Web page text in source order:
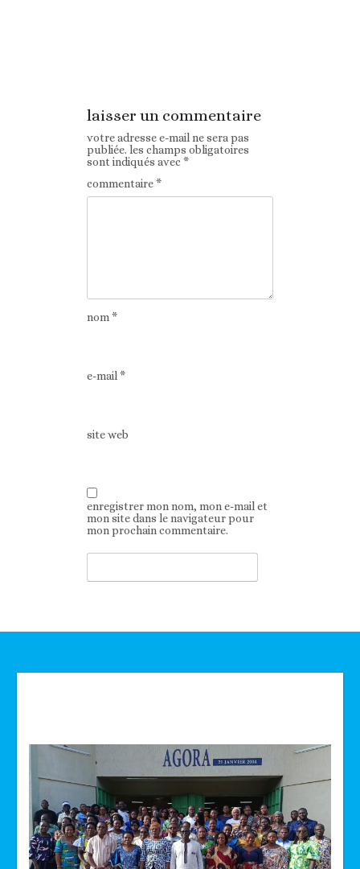
laisser un commentaire
votre adresse e-mail ne sera pas
publiée. les champs obligatoires
sont indiqués avec*
commentaire*
nom*
e-mail*
site web
enregistrer mon nom, mon e-mail et
mon site dans le navigateur pour
mon prochain commentaire.